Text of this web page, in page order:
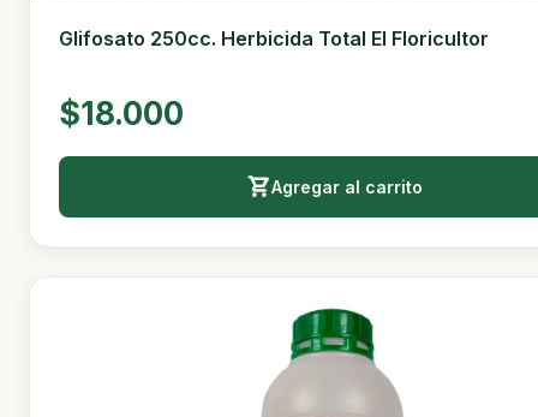
Glifosato 250cc. Herbicida Total El Floricultor
$18.000
Agregar al carrito